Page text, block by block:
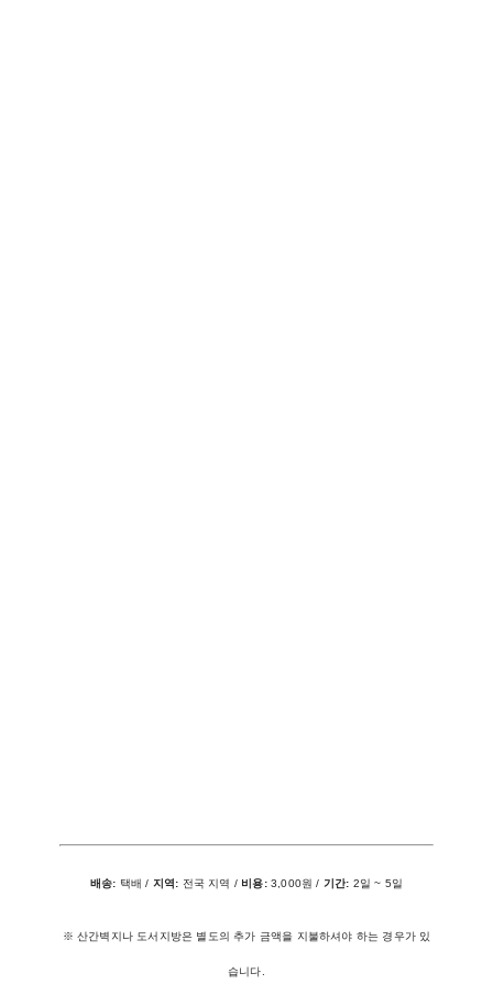
배송: 택배 / 지역: 전국 지역 / 비용:3,000원 / 기간: 2일 ~ 5일
※ 산간벽지나 도서지방은 별도의 추가 금액을 지불하셔야 하는 경우가 있
습니다.